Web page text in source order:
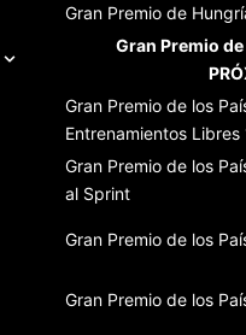
Gran Premio de
Gran Premio
Gran Premio de los
Entrenamientos Libres
Gran Premio de los
al Sprint
Gran Premio de los
Gran Premio de los